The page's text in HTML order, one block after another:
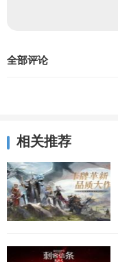
全部评论
相关推荐